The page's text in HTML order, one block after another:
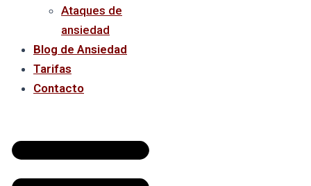
Ataques de
ansiedad
Blog de Ansiedad
Tarifas
Contacto